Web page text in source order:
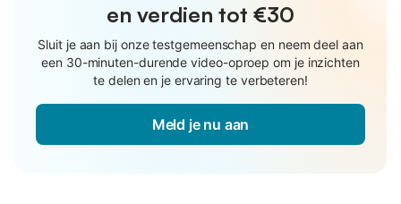
en verdien tot €30
Sluit je aan bij onze testgemeenschap en neem deel aan
een 30-minuten-durende video-oproep om je inzichten
te delen en je ervaring te verbeteren!
Meld je nu aan